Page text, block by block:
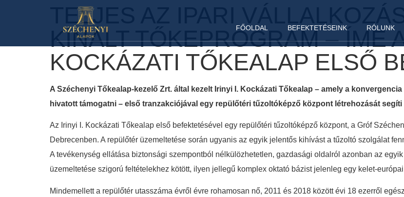
FŐOLDAL BEFEKTETÉSEINK RÓLUNK
TELJES AZ IPARI
KÍNÁLT TŐKEPROGRAM – ÍME
KOCKÁZATI TŐKEALAP ELSŐ
A Széchenyi Tőkealap-kezelő Zrt. által kezelt Irinyi I. Kockázati Tőkealap – amely a
hivatott támogatni – első tranzakciójával egy repülőtéri tűzoltóképző központ létrehozását
Az Irinyi I. Kockázati Tőkealap első befektetésével egy repülőtéri tűzoltóképző központ, a Gróf
Debrecenben. A repülőtér üzemeltetése során ugyanis az egyik jelentős kihívást a tűzoltó szolgálat
A tevékenység ellátása biztonsági szempontból nélkülözhetetlen, gazdasági oldalról azonban az
üzemeltetése szigorú feltételekhez kötött, ilyen jellegű komplex oktató bázist jelenleg egy kelet-
Mindemellett a repülőtér utasszáma évről évre rohamosan nő, 2011 és 2018 között évi 18 ezerről